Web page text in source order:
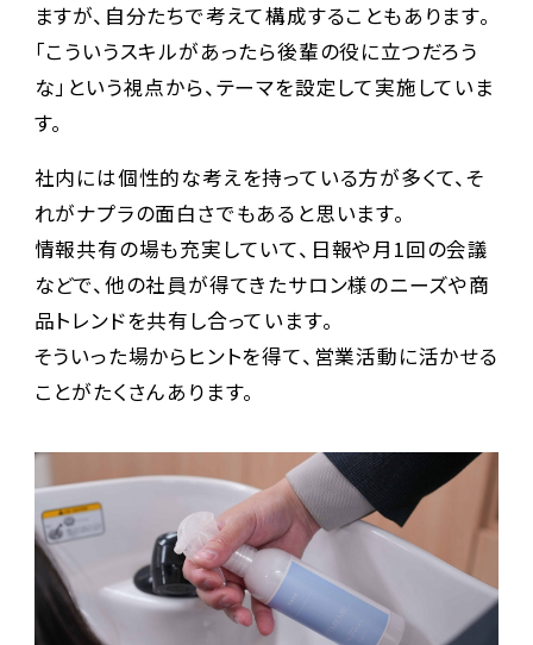
ますが、自分たちで考えて構成することもあります。
「こういうスキルがあったら後輩の役に立つだろう
な」という視点から、テーマを設定して実施していま
す。
社内には個性的な考えを持っている方が多くて、そ
れがナプラの面白さでもあると思います。
情報共有の場も充実していて、日報や月1回の会議
などで、他の社員が得てきたサロン様のニーズや商
品トレンドを共有し合っています。
そういった場からヒントを得て、営業活動に活かせる
ことがたくさんあります。